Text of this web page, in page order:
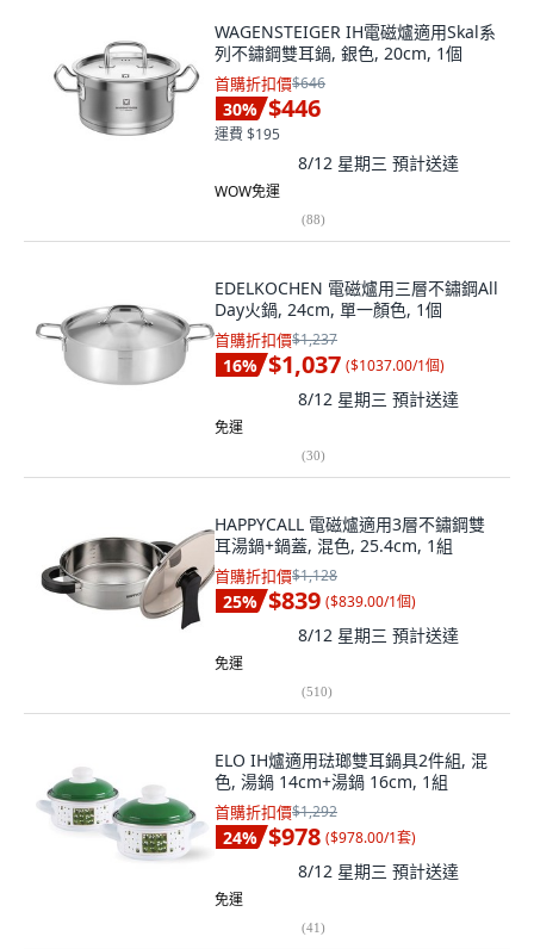
WAGENSTEIGER IH電磁爐適用Skal系
列不鏽鋼雙耳鍋, 銀色, 20cm, 1個
首購折扣價$646
30% $446
運費 $195
8/12 星期三 預計送達
WOW免運
(88)
EDELKOCHEN 電磁爐用三層不鏽鋼All
Day火鍋, 24cm, 單一顏色, 1個
首購折扣價$1,237
16% $1,037 ($1037.00/1個)
8/12 星期三 預計送達
免運
(30)
HAPPYCALL 電磁爐適用3層不鏽鋼雙
耳湯鍋+鍋蓋, 混色, 25.4cm, 1組
首購折扣價$1,128
25% $839 ($839.00/1個)
8/12 星期三 預計送達
免運
(510)
ELO IH爐適用琺瑯雙耳鍋具2件組, 混
色, 湯鍋 14cm+湯鍋 16cm, 1組
首購折扣價$1,292
24% $978 ($978.00/1套)
8/12 星期三 預計送達
免運
(41)